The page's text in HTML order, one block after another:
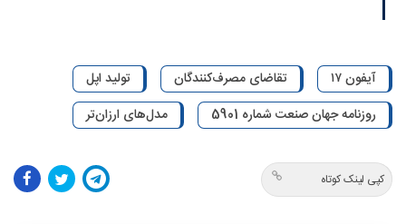
آیفون ۱۷ تقاضای مصرف‌کنندگان
تولید اپل
روزنامه جهان صنعت شماره 5901
مدل‌های ارزان‌تر
کپی لینک کوتاه